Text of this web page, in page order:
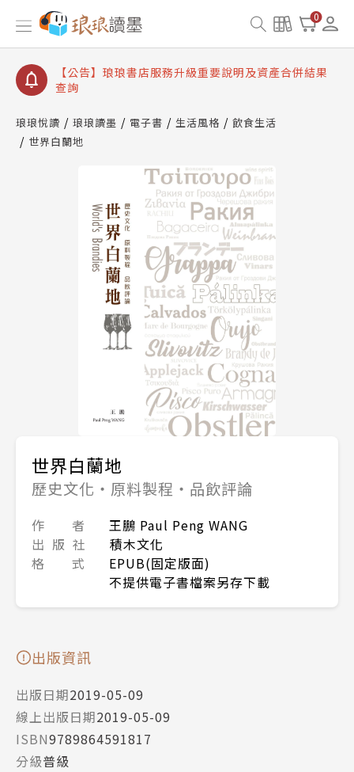
0
【公告】琅琅讀墨書櫃開通常見問題
【公告】琅琅讀墨 3 分鐘完成書櫃開通與資產合併申
【公告】琅琅書店服務升級重要說明及資產合併結果
查詢
琅琅悅讀 琅琅讀墨 電子書 生活風格
飲食生活
世界白蘭地
世界白蘭地
歷史文化・原料製程・品飲評論
作 者
王鵬 Paul Peng WANG
出 版 社
積木文化
格 式
EPUB(固定版面)
不提供電子書檔案另存下載
出版資訊
出版日期2019-05-09
線上出版日期2019-05-09
ISBN9789864591817
分級普級